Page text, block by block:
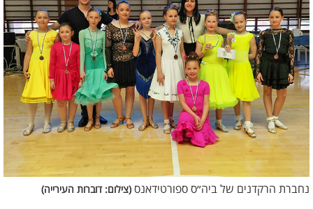
נחברת הרקדנים של ביה״ס ספורטידאנס (צילום: דוברות העירייה)